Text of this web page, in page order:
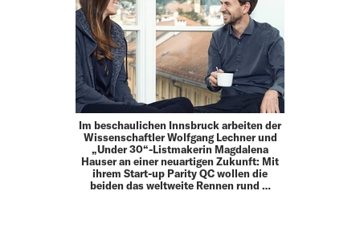
Im beschaulichen Innsbruck arbeiten der
Wissenschaftler Wolfgang Lechner und
„Under 30“-Listmakerin Magdalena
Hauser an einer neuartigen Zukunft: Mit
ihrem Start-up Parity QC wollen die
beiden das weltweite Rennen rund …